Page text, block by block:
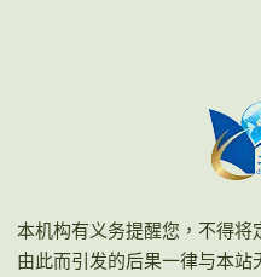
本机构有义务提醒您，不得
由此而引发的后果一律与本